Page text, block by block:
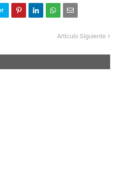
Artículo Siguiente